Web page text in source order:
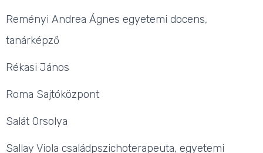
Reményi Andrea Ágnes egyetemi docens,
tanárképző
Rékasi János
Roma Sajtóközpont
Salát Orsolya
Sallay Viola családpszichoterapeuta, egyetemi